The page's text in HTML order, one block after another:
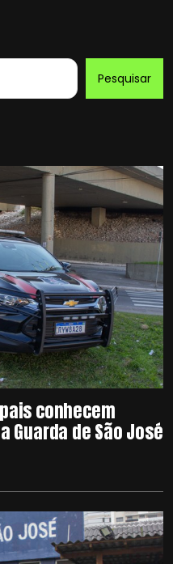
Pesquisar
conhecem
de São José